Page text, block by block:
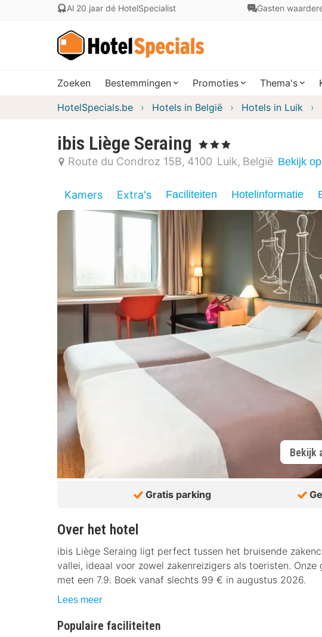
Al 20 jaar dé HotelSpecialist Gasten
Zoeken Bestemmingen Promoties Thema's
HotelSpecials.be Hotels in België Hotels in Luik
ibis Liège Seraing , 3 Sterren
Route du Condroz 15B 4100 Luik België Bekijk
Kamers Extra's Faciliteiten Hotelinformatie
Bekijk
Gratis parking
Over het hotel
ibis Liège Seraing ligt perfect tussen het bruisende
vallei, ideaal voor zowel zakenreizigers als toeristen.
met een 7.9. Boek vanaf slechts 99 € in augustus 2026.
Lees meer
Populaire faciliteiten